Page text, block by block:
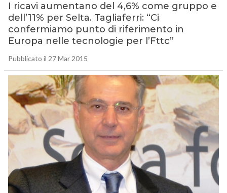
I ricavi aumentano del 4,6% come gruppo e
dell’11% per Selta. Tagliaferri: “Ci
confermiamo punto di riferimento in
Europa nelle tecnologie per l’Fttc”
Pubblicato il 27 Mar 2015